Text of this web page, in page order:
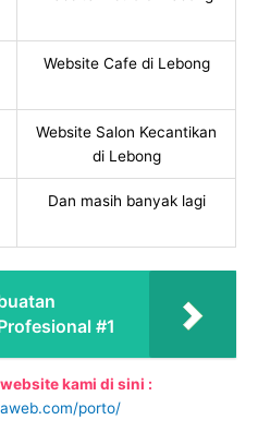
Website Cafe di Lebong
Website Salon Kecantikan
di Lebong
Dan masih banyak lagi
#1
kami di sini :
porto/